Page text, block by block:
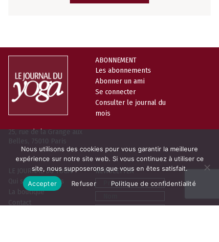
25, rue de la Grange aux
Belles, 75010 Paris
ABONNEMENT
Les abonnements
Abonner un ami
Se connecter
Consulter le journal du
mois
LE JOURNAL DU YOGA
Qui sommes-nous
La boutique
Contact
NEWSLETTER
Prénom
Nom
Email
Nous utilisons des cookies pour vous garantir la meilleure
expérience sur notre site web. Si vous continuez à utiliser ce
site, nous supposerons que vous en êtes satisfait.
Accepter
Refuser Politique de confidentialité